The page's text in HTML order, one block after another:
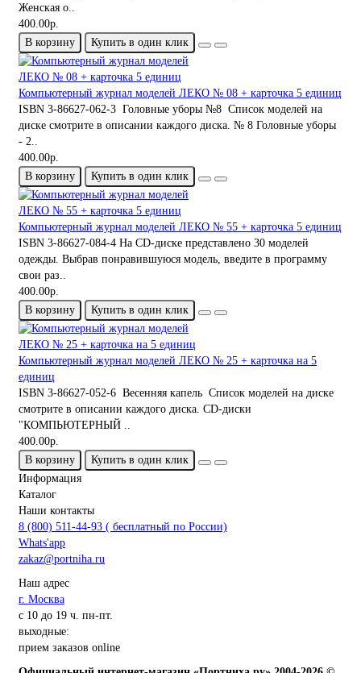
Женская о..
400.00р.
В корзину
Купить в один клик
Компьютерный журнал моделей ЛЕКО № 08 + карточка 5 единиц
ISBN 3-86627-062-3 Головные уборы №8 Список моделей на
диске смотрите в описании каждого диска. № 8 Головные уборы
- 2..
400.00р.
В корзину
Купить в один клик
Компьютерный журнал моделей ЛЕКО № 55 + карточка 5 единиц
ISBN 3-86627-084-4 На CD-диске представлено 30 моделей
одежды. Выбрав понравившуюся модель, введите в программу
свои раз..
400.00р.
В корзину
Купить в один клик
Компьютерный журнал моделей ЛЕКО № 25 + карточка на 5
единиц
ISBN 3-86627-052-6 Весенняя капель Список моделей на диске
смотрите в описании каждого диска. CD-диски
"КОМПЬЮТЕРНЫЙ ..
400.00р.
В корзину
Купить в один клик
Информация
Каталог
Наши контакты
8 (800) 511-44-93 ( бесплатный по России)
Whats'app
zakaz@portniha.ru
Наш адрес
г. Москва
с 10 до 19 ч. пн-пт.
выходные:
прием заказов online